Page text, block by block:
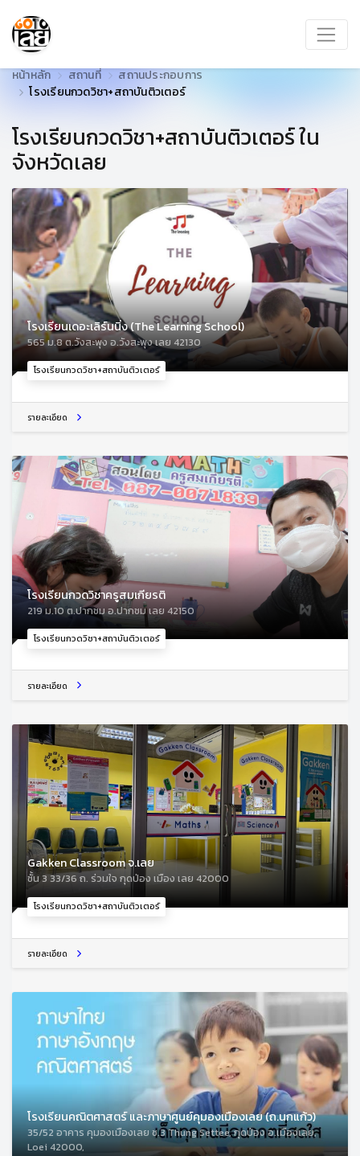
หน้าหลัก สถานที่
สถานประกอบการ
โรงเรียนกวดวิชา+สถาบันติวเตอร์
โรงเรียนกวดวิชา+สถาบันติวเตอร์ ใน
จังหวัดเลย
โรงเรียนกวดวิชา+สถาบันติวเตอร์
โรงเรียนเดอะเลิร์นนิ่ง (The Learning School)
565 ม.8 ต.วังสะพุง อ.วังสะพุง เลย 42130
รายละเอียด
โรงเรียนกวดวิชา+สถาบันติวเตอร์
โรงเรียนกวดวิชาครูสมเกียรติ
219 ม.10 ต.ปากชม อ.ปากชม เลย 42150
รายละเอียด
โรงเรียนกวดวิชา+สถาบันติวเตอร์
Gakken Classroom จ.เลย
ชั้น 3 33/36 ถ. ร่วมใจ กุดป่อง เมือง เลย 42000
รายละเอียด
โรงเรียนคณิตศาสตร์ และภาษาศูนย์คุมองเมืองเลย (ถ.นกแก้ว)
35/52 อาคาร คุมองเมืองเลย ซ.3 Thung Settee, กุดป่อง อ.เมืองเลย,
Loei 42000,